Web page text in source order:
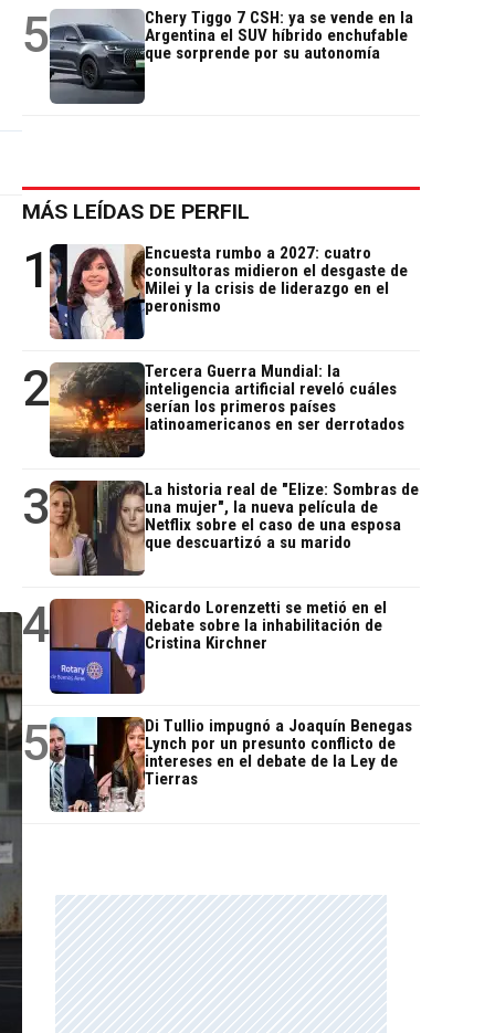
5
Chery Tiggo 7 CSH: ya se vende en la
Argentina el SUV híbrido enchufable
que sorprende por su autonomía
MÁS LEÍDAS DE PERFIL
1
Encuesta rumbo a 2027: cuatro
consultoras midieron el desgaste de
Milei y la crisis de liderazgo en el
peronismo
2
Tercera Guerra Mundial: la
inteligencia artificial reveló cuáles
serían los primeros países
latinoamericanos en ser derrotados
3
La historia real de "Elize: Sombras de
una mujer", la nueva película de
Netflix sobre el caso de una esposa
que descuartizó a su marido
4
Ricardo Lorenzetti se metió en el
debate sobre la inhabilitación de
Cristina Kirchner
5
Di Tullio impugnó a Joaquín Benegas
Lynch por un presunto conflicto de
intereses en el debate de la Ley de
Tierras